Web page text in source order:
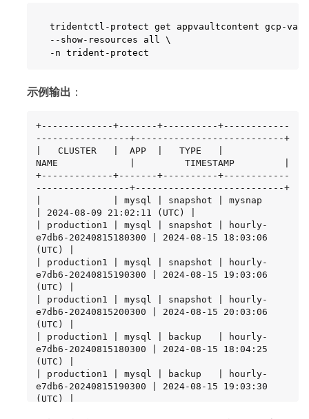
tridentctl-protect get appvaultcontent gcp-
--show-resources all \
-n trident-protect
示例输出 ：
+-------------+-------+----------+------------
-----------------+---------------------------+
|   CLUSTER   |  APP  |   TYPE   |
NAME             |         TIMESTAMP         |
+-------------+-------+----------+------------
-----------------+---------------------------+
|             | mysql | snapshot | mysnap
| 2024-08-09 21:02:11 (UTC) |
| production1 | mysql | snapshot | hourly-
e7db6-20240815180300 | 2024-08-15 18:03:06
(UTC) |
| production1 | mysql | snapshot | hourly-
e7db6-20240815190300 | 2024-08-15 19:03:06
(UTC) |
| production1 | mysql | snapshot | hourly-
e7db6-20240815200300 | 2024-08-15 20:03:06
(UTC) |
| production1 | mysql | backup   | hourly-
e7db6-20240815180300 | 2024-08-15 18:04:25
(UTC) |
| production1 | mysql | backup   | hourly-
e7db6-20240815190300 | 2024-08-15 19:03:30
(UTC) |